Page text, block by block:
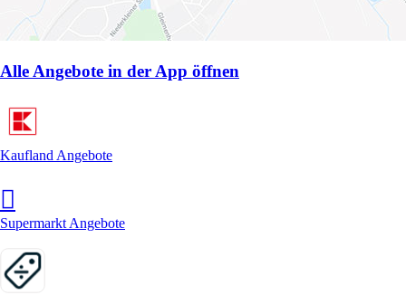
Alle Angebote in der App öffnen
Kaufland Angebote
Supermarkt Angebote